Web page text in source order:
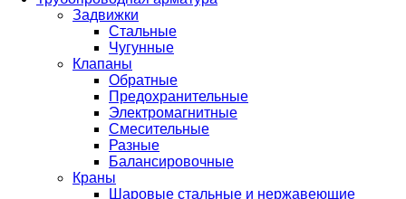
Задвижки
Стальные
Чугунные
Клапаны
Обратные
Предохранительные
Электромагнитные
Смесительные
Разные
Балансировочные
Краны
Шаровые стальные и нержавеющие